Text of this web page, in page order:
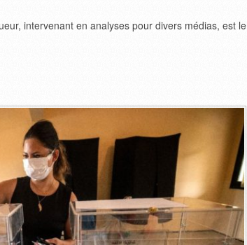
intervenant en analyses pour divers médias, est le